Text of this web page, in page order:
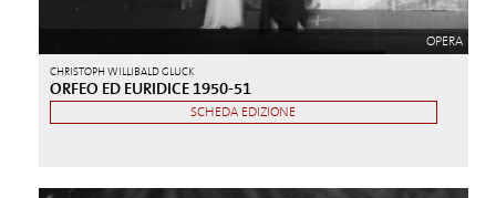
OPERA
CHRISTOPH WILLIBALD GLUCK
ORFEO ED EURIDICE 1950-51
SCHEDA EDIZIONE